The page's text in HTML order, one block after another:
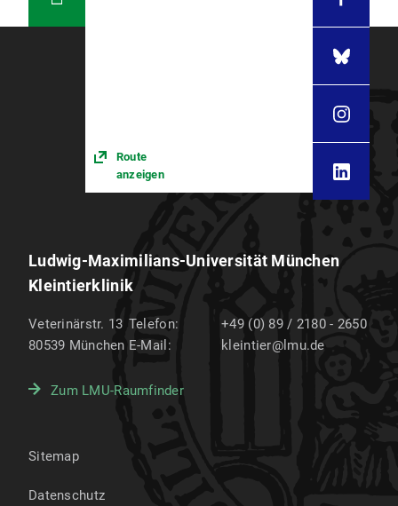
Route
anzeigen
Ludwig-Maximilians-Universität München
Kleintierklinik
Veterinärstr. 13
80539 München
Telefon:
+49 (0) 89 / 2180 - 2650
E-Mail:
kleintier@lmu.de
Zum LMU-Raumfinder
Sitemap
Datenschutz